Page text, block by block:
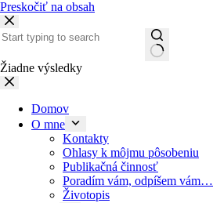
Preskočiť na obsah
Žiadne výsledky
Domov
O mne
Kontakty
Ohlasy k môjmu pôsobeniu
Publikačná činnosť
Poradím vám, odpíšem vám…
Životopis